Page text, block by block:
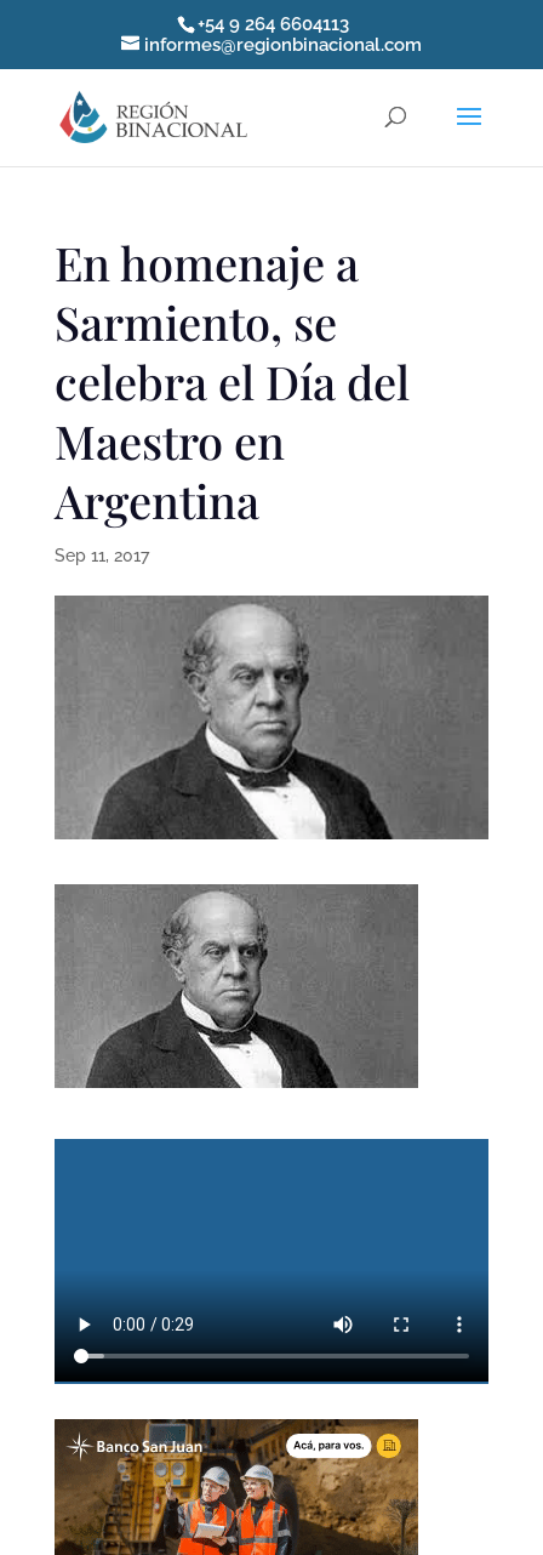
+54 9 264 6604113
informes@regionbinacional.com
En homenaje a
Sarmiento, se
celebra el Día del
Maestro en
Argentina
Sep 11, 2017